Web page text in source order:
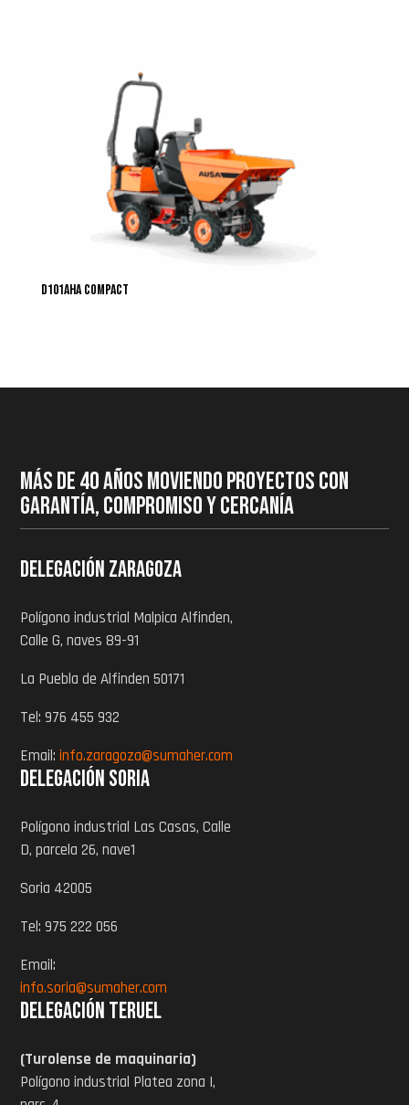
D101AHA COMPACT
MÁS DE 40 AÑOS MOVIENDO PROYECTOS CON
GARANTÍA, COMPROMISO Y CERCANÍA
Delegación zaragoza
Polígono industrial Malpica Alfinden,
Calle G, naves 89-91
La Puebla de Alfinden 50171
Tel: 976 455 932
Email:info.zaragoza@sumaher.com
Delegación Soria
Polígono industrial Las Casas, Calle
D, parcela 26, nave1
Soria 42005
Tel: 975 222 056
Email:
info.soria@sumaher.com
Delegación Teruel
(Turolense de maquinaria)
Polígono industrial Platea zona I,